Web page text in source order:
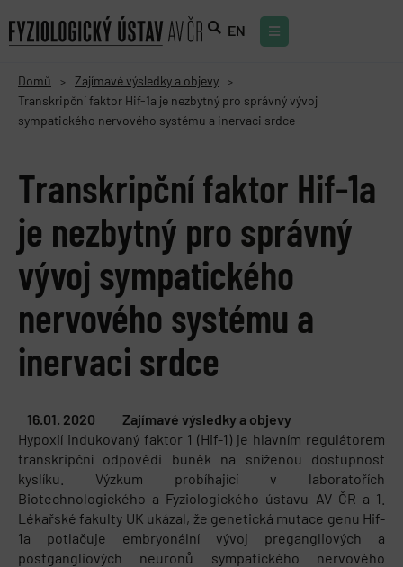
EN
Domů > Zajímavé výsledky a objevy >
Transkripční faktor Hif-1a je nezbytný pro správný vývoj
sympatického nervového systému a inervaci srdce
Transkripční faktor Hif-1a
je nezbytný pro správný
vývoj sympatického
nervového systému a
inervaci srdce
16.01. 2020
Zajímavé výsledky a objevy
Hypoxií indukovaný faktor 1 (Hif-1) je hlavním regulátorem
transkripční odpovědi buněk na sníženou dostupnost
kyslíku. Výzkum probíhající v laboratořích
Biotechnologického a Fyziologického ústavu AV ČR a 1.
Lékařské fakulty UK ukázal, že genetická mutace genu Hif-
1a potlačuje embryonální vývoj pregangliových a
postgangliových neuronů sympatického nervového